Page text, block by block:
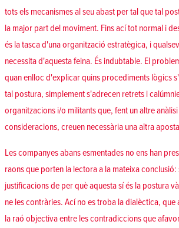
tots els mecanismes al seu abast per tal que tal
la major part del moviment. Fins ací tot normal i
és la tasca d'una organització estratègica, i
necessita d'aquesta feina. És indubtable. El
quan enlloc d'explicar quins procediments lògics
tal postura, simplement s'adrecen retrets i
organitzacions i/o militants que, fent un altre
consideracions, creuen necessària una altra
Les companyes abans esmentades no ens han
raons que porten la lectora a la mateixa
justificacions de per què aquesta sí és la postura
ne les contràries. Ací no es troba la dialèctica, que
la raó objectiva entre les contradiccions que